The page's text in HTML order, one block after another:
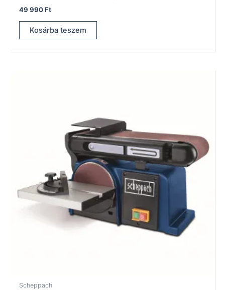
49 990Ft
Kosárba teszem
Scheppach